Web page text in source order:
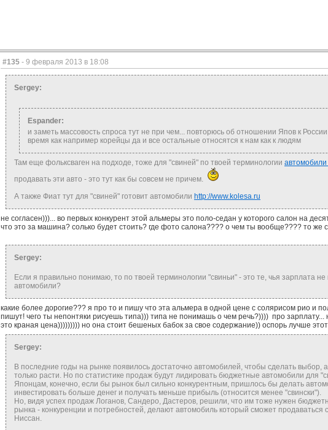
#135 - 9 февраля 2013 в 18:08
Sergey:
Espander:
и заметь массовость спроса тут не при чем... повторюсь об отношении Япов к
время как например корейцы да и все остальные относятся к нам как к людям
Там еще фольксваген на подходе, тоже для "свиней" по твоей терминологии автомобили
продавать эти авто - это тут как бы совсем не причем.
А также Фиат тут для "свиней" готовит автомобили http://www.kolesa.ru
не согласен)))... во первых конкурент этой альмеры это поло-седан у которого салон на
что это за машина? солько будет стоить? где фото салона???? о чем ты вообще???? то же
Sergey:
Если я правильно понимаю, то по твоей терминологии "свиньи" - это те, чья зарплата
автомобили?
какие более дорогие??? я про то и пишу что эта альмера в одной цене с солярисом рио и
пишут! чего ты непонтяки рисуешь типа))) типа не понимашь о чем речь?)))) про зарплату...
это краная цена))))))))) но она стоит бешеных бабок за свое содержание)) оспорь лучше
Sergey:
В последние годы на рынке появилось достаточно автомобилей, чтобы сделать выбор,
только расти. Но по статистике продаж будут лидировать бюджетные автомобили для
Японцам, конечно, если бы рынок был сильно конкурентным, пришлось бы делать
инвестировать больше денег и получать меньше прибыль (относится менее "свински").
Но, видя успех продаж Логанов, Сандеро, Дастеров, решили, что им тоже нужен
рынка - конкуренции и потребностей, делают автомобиль который сможет
Ниссан.